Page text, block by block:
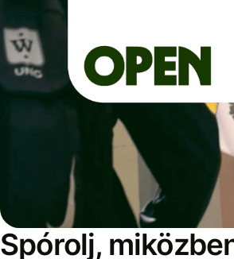
Spórolj,